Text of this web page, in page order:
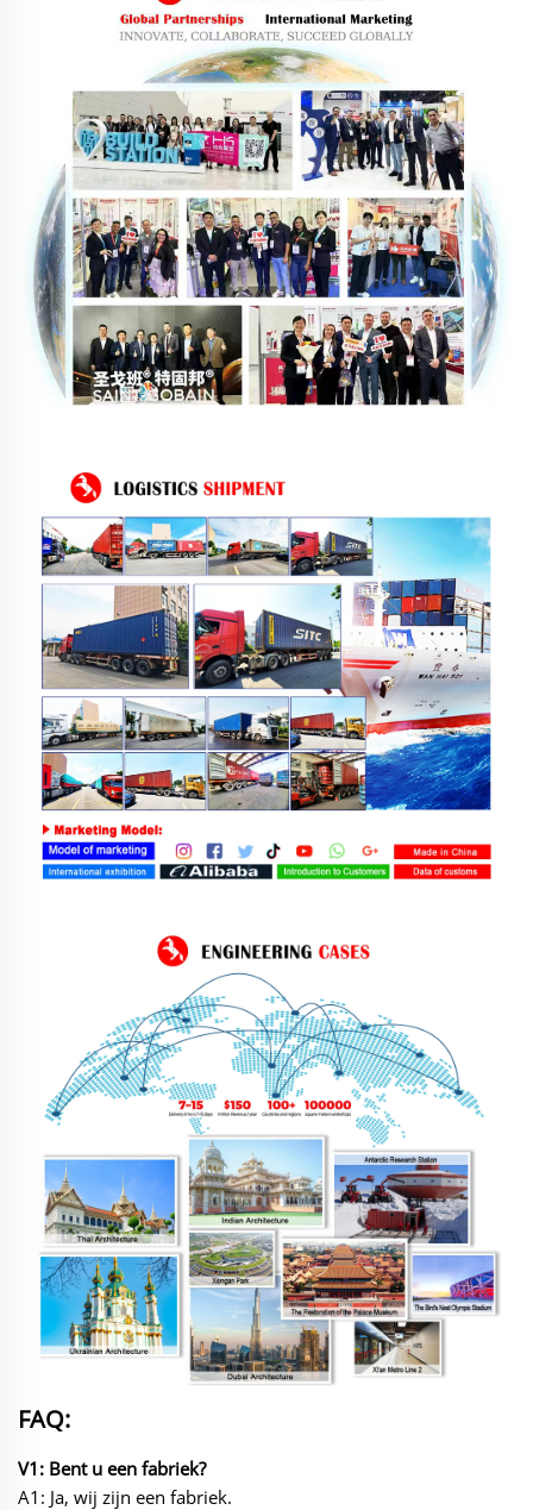
FAQ:
V1: Bent u een fabriek?
A1: Ja, wij zijn een fabriek.